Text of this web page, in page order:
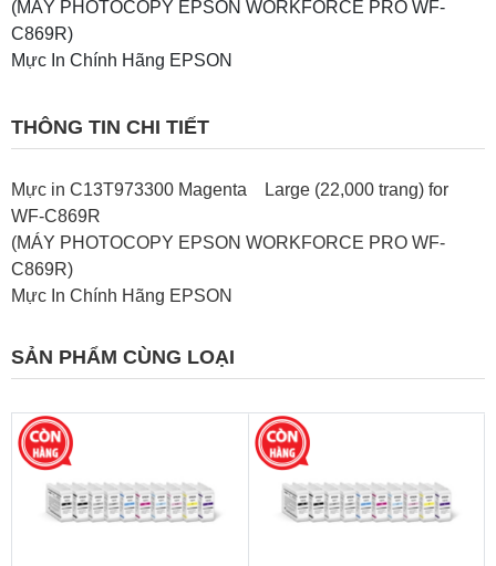
(MÁY PHOTOCOPY EPSON WORKFORCE PRO WF-
C869R)
Mực In Chính Hãng EPSON
THÔNG TIN CHI TIẾT
Mực in C13T973300 Magenta Large (22,000 trang) for
WF-C869R
(MÁY PHOTOCOPY EPSON WORKFORCE PRO WF-
C869R)
Mực In Chính Hãng EPSON
SẢN PHẨM CÙNG LOẠI